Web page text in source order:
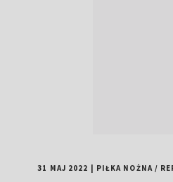
31 MAJ 2022 PIŁKA NOŻNA/